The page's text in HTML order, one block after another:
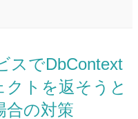
スでDbContext
トを返そうと
合の対策